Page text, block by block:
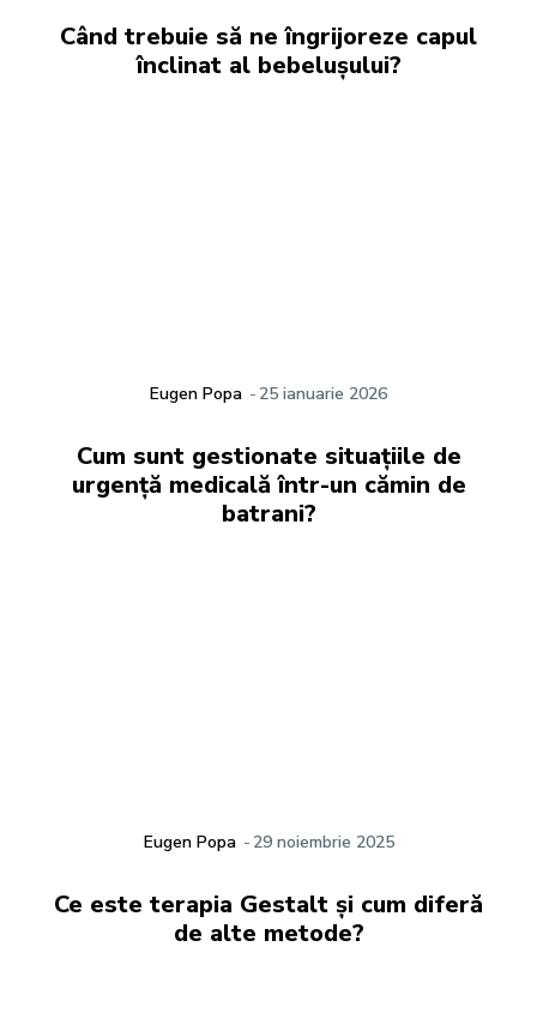
Când trebuie să ne îngrijoreze capul
înclinat al bebelușului?
Eugen Popa - 25 ianuarie 2026
Cum sunt gestionate situațiile de
urgență medicală într-un cămin de
batrani?
Eugen Popa - 29 noiembrie 2025
Ce este terapia Gestalt și cum diferă
de alte metode?